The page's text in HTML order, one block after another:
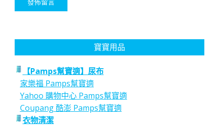
寶寶用品
【Pamps幫寶適】尿布
家樂福 Pamps幫寶適
Yahoo 購物中心 Pamps幫寶適
Coupang 酷澎 Pamps幫寶適
衣物清潔